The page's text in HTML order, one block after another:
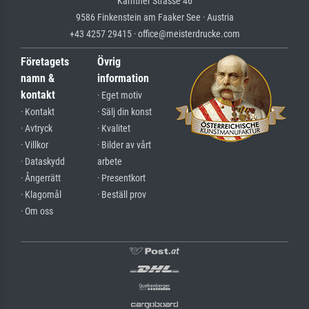
9586 Finkenstein am Faaker See · Austria
+43 4257 29415 · office@meisterdrucke.com
Företagets
namn &
kontakt
· Kontakt
· Avtryck
· Villkor
· Dataskydd
· Ångerrätt
· Klagomål
· Om oss
Övrig
information
· Eget motiv
· Sälj din konst
· Kvalitet
· Bilder av vårt
arbete
· Presentkort
· Beställ prov